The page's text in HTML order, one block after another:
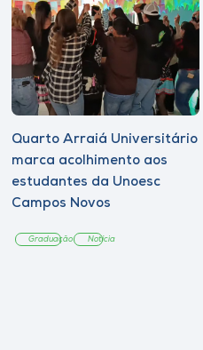
Quarto Arraiá Universitário
marca acolhimento aos
estudantes da Unoesc
Campos Novos
Graduação Notícia